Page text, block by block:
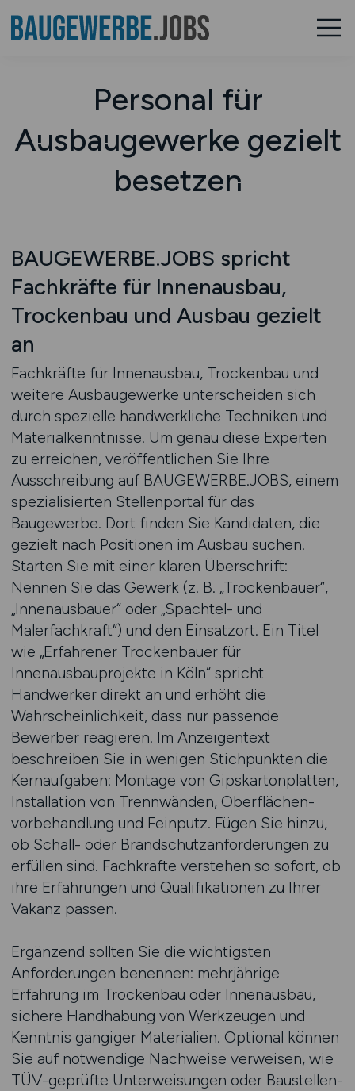
Personal für
Ausbaugewerke gezielt
besetzen
BAUGEWERBE.JOBS spricht
Fachkräfte für Innenausbau,
Trockenbau und Ausbau gezielt
an
Fachkräfte für Innenausbau, Trockenbau und
weitere Ausbaugewerke unterscheiden sich
durch spezielle handwerkliche Techniken und
Materialkenntnisse. Um genau diese Experten
zu erreichen, veröffentlichen Sie Ihre
Ausschreibung auf BAUGEWERBE.JOBS, einem
spezialisierten Stellenportal für das
Baugewerbe. Dort finden Sie Kandidaten, die
gezielt nach Positionen im Ausbau suchen.
Starten Sie mit einer klaren Überschrift:
Nennen Sie das Gewerk (z. B. „Trockenbauer“,
„Innenausbauer“ oder „Spachtel- und
Malerfachkraft“) und den Einsatzort. Ein Titel
wie „Erfahrener Trockenbauer für
Innenausbauprojekte in Köln“ spricht
Handwerker direkt an und erhöht die
Wahrscheinlichkeit, dass nur passende
Bewerber reagieren. Im Anzeigentext
beschreiben Sie in wenigen Stichpunkten die
Kernaufgaben: Montage von Gipskarton­platten,
Installation von Trennwänden, Oberflächen­
vorbehandlung und Feinputz. Fügen Sie hinzu,
ob Schall- oder Brandschutz­anforderungen zu
erfüllen sind. Fachkräfte verstehen so sofort, ob
ihre Erfahrungen und Qualifikationen zu Ihrer
Vakanz passen.
Ergänzend sollten Sie die wichtigsten
Anforderungen benennen: mehrjährige
Erfahrung im Trockenbau oder Innenausbau,
sichere Handhabung von Werk­zeugen und
Kenntnis gängiger Materialien. Optional können
Sie auf notwendige Nachweise verweisen, wie
TÜV-geprüfte Unterweisungen oder Baustellen­